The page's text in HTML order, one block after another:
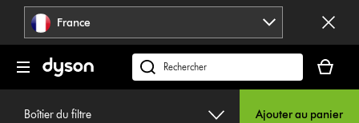
Sauter
pages
France
Rechercher
des
panier
est
Boîtier du filtre Ajouter au panier